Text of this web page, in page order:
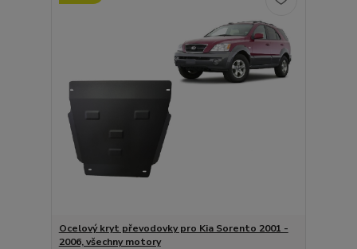
Ocelový kryt převodovky pro Kia Sorento 2001 -
2006, všechny motory